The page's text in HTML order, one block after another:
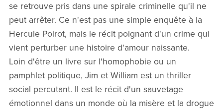
se retrouve pris dans une spirale criminelle qu'il ne
peut arrêter. Ce n'est pas une simple enquête à la
Hercule Poirot, mais le récit poignant d'un crime qui
vient perturber une histoire d'amour naissante.
Loin d'être un livre sur l'homophobie ou un
pamphlet politique, Jim et William est un thriller
social percutant. Il est le récit d'un sauvetage
émotionnel dans un monde où la misère et la drogue